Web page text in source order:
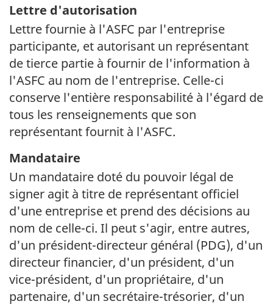
Lettre d'autorisation
Lettre fournie à l'ASFC par l'entreprise
participante, et autorisant un représentant
de tierce partie à fournir de l'information à
l'ASFC au nom de l'entreprise. Celle-ci
conserve l'entière responsabilité à l'égard de
tous les renseignements que son
représentant fournit à l'ASFC.
Mandataire
Un mandataire doté du pouvoir légal de
signer agit à titre de représentant officiel
d'une entreprise et prend des décisions au
nom de celle-ci. Il peut s'agir, entre autres,
d'un président-directeur général (PDG), d'un
directeur financier, d'un président, d'un
vice-président, d'un propriétaire, d'un
partenaire, d'un secrétaire-trésorier, d'un